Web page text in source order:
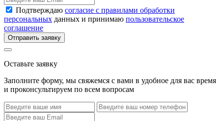
Подтверждаю согласие с правилами обработки
персональных данных и принимаю пользовательское
соглашение
Отправить заявку
Оставьте заявку
Заполните форму, мы свяжемся с вами в удобное для вас время
и проконсультируем по всем вопросам